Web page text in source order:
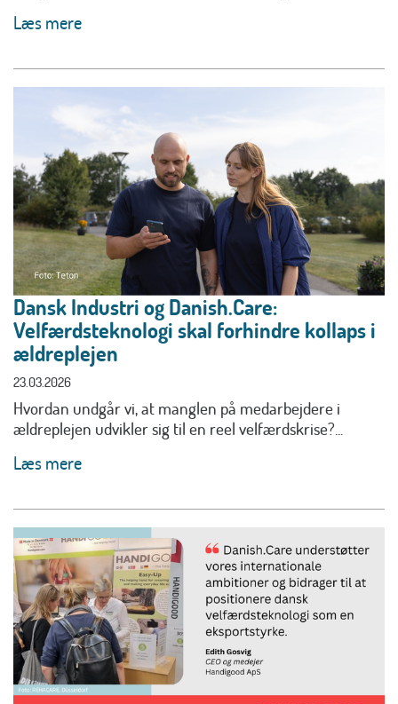
Læs mere
Dansk Industri og Danish.Care:
Velfærdsteknologi skal forhindre kollaps i
ældreplejen
23.03.2026
Hvordan undgår vi, at manglen på medarbejdere i
ældreplejen udvikler sig til en reel velfærdskrise?...
Læs mere